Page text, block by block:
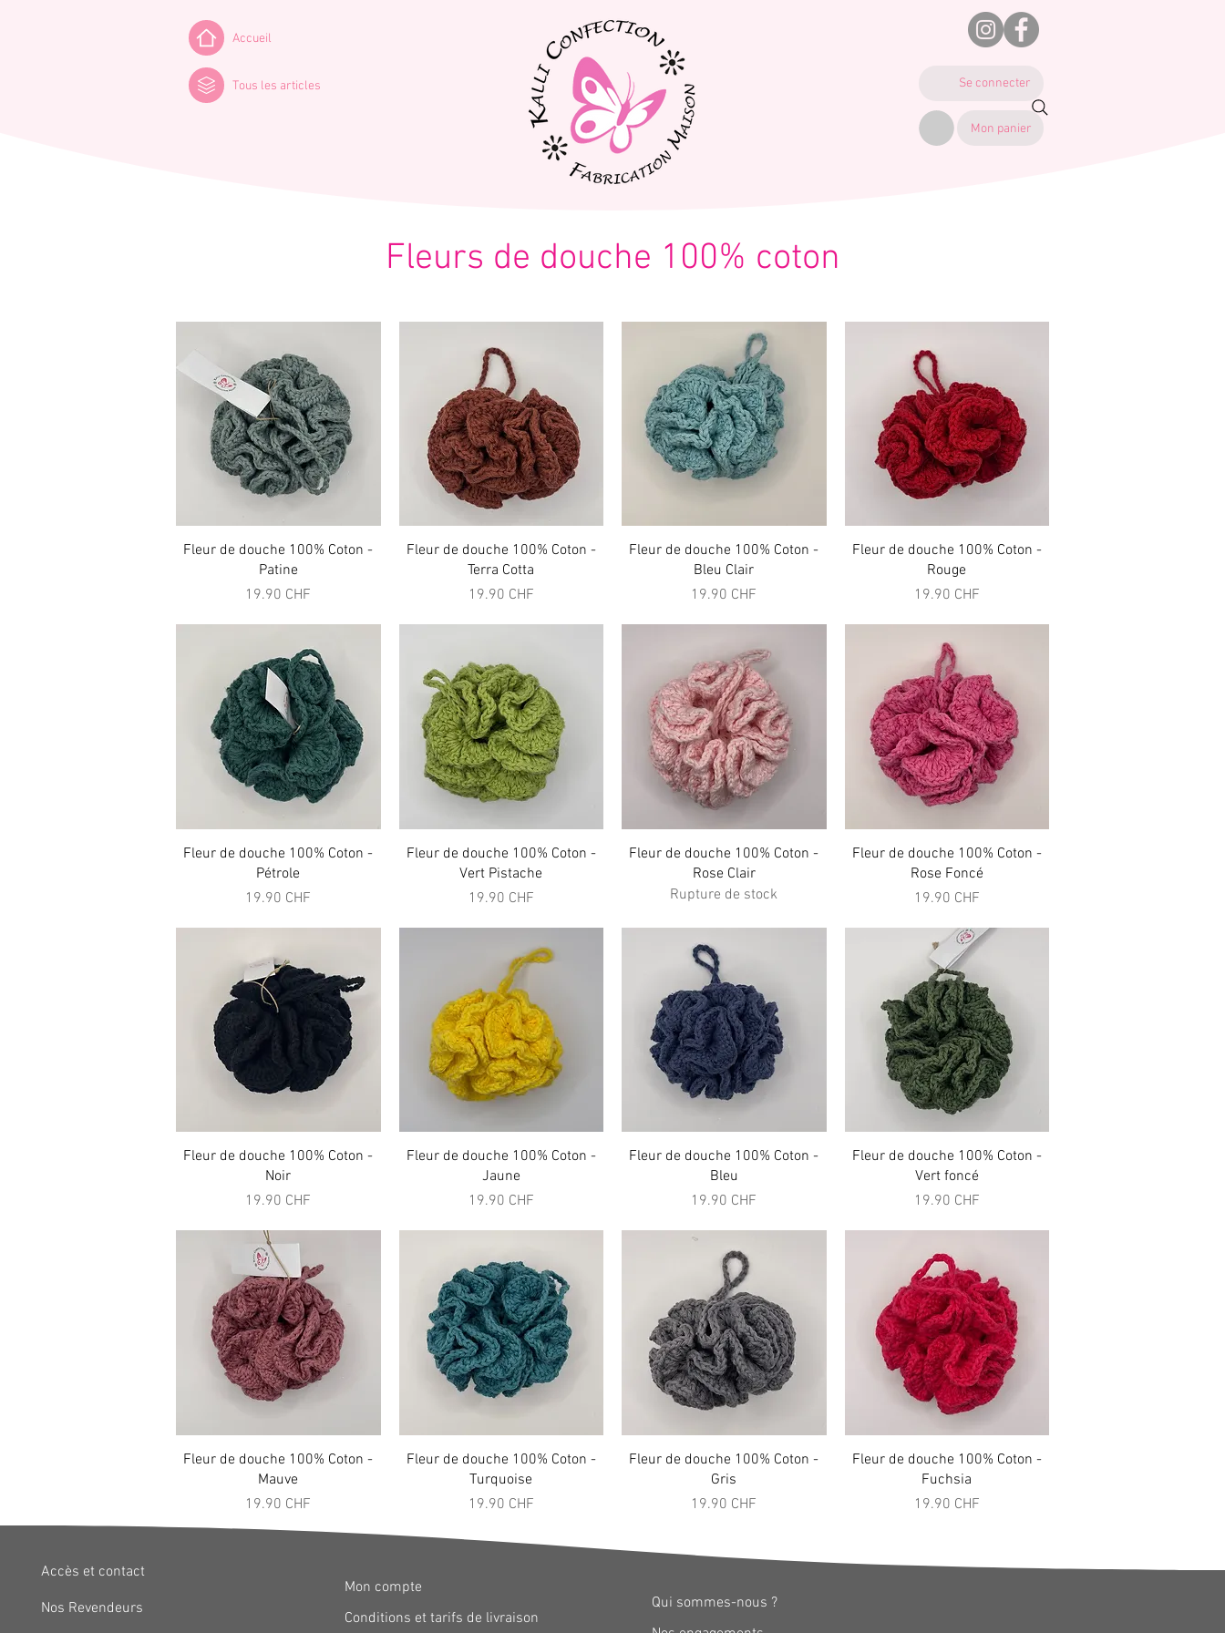
Accueil
Tous les articles Se connecter
Mon panier
Fleurs de douche 100% coton
Aperçu rapide
Fleur de douche 100% Coton -
Patine
Prix
19.90 CHF
Aperçu rapide
Fleur de douche 100% Coton -
Terra Cotta
Prix
19.90 CHF
Aperçu rapide
Fleur de douche 100% Coton -
Bleu Clair
Prix
19.90 CHF
Aperçu rapide
Fleur de douche 100% Coton -
Rouge
Prix
19.90 CHF
Aperçu rapide
Fleur de douche 100% Coton -
Pétrole
Prix
19.90 CHF
Aperçu rapide
Fleur de douche 100% Coton -
Vert Pistache
Prix
19.90 CHF
Aperçu rapide
Fleur de douche 100% Coton -
Rose Clair
Rupture de stock
Aperçu rapide
Fleur de douche 100% Coton -
Rose Foncé
Prix
19.90 CHF
Aperçu rapide
Fleur de douche 100% Coton -
Noir
Prix
19.90 CHF
Aperçu rapide
Fleur de douche 100% Coton -
Jaune
Prix
19.90 CHF
Aperçu rapide
Fleur de douche 100% Coton -
Bleu
Prix
19.90 CHF
Aperçu rapide
Fleur de douche 100% Coton -
Vert foncé
Prix
19.90 CHF
Aperçu rapide
Fleur de douche 100% Coton -
Mauve
Prix
19.90 CHF
Aperçu rapide
Fleur de douche 100% Coton -
Turquoise
Prix
19.90 CHF
Aperçu rapide
Fleur de douche 100% Coton -
Gris
Prix
19.90 CHF
Aperçu rapide
Fleur de douche 100% Coton -
Fuchsia
Prix
19.90 CHF
Accès et contact
Nos Revendeurs
Mon compte
Conditions et tarifs de livraison
Qui sommes-nous ?